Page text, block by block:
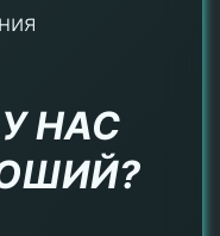
НАС